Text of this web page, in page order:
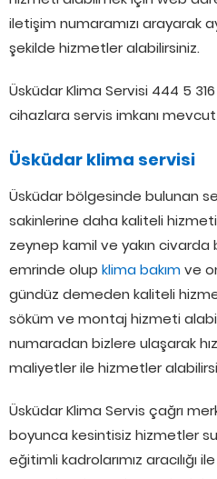
iletişim numaramızı arayarak
şekilde hizmetler alabilirsiniz.
Üsküdar Klima Servisi 444 5
cihazlara servis imkanı
Üsküdar klima servisi
Üsküdar bölgesinde bulunan
sakinlerine daha kaliteli hizmeti
zeynep kamil ve yakın civarda
emrinde olup klima bakımve
gündüz demeden kaliteli
söküm ve montaj hizmeti
numaradan bizlere ulaşarak
maliyetler ile hizmetler
Üsküdar Klima Servis çağrı
boyunca kesintisiz hizmetler
eğitimli kadrolarımız aracılığı